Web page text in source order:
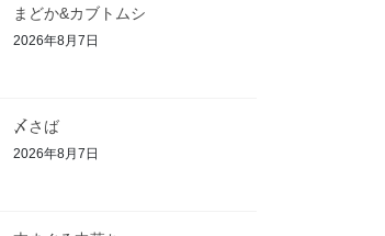
まどか&カブトムシ
2026年8月7日
〆さば
2026年8月7日